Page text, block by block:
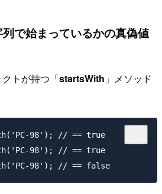
で始まっているかの真偽値
トが持つ「startsWith 」メソッド
98'); // == true
98'); // == true